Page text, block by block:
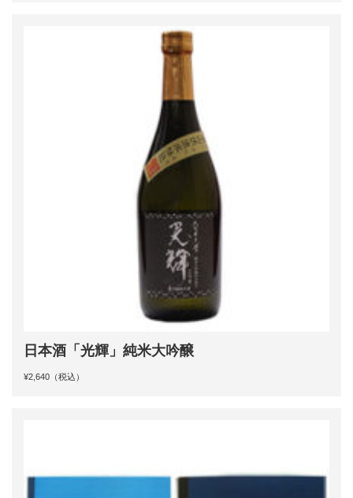
日本酒「光輝」純米大吟醸
¥2,640（税込）